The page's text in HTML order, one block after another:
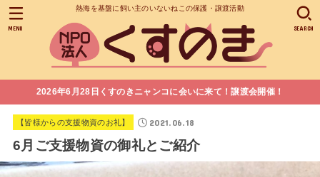
熱海を基盤に飼い主のいないねこの保護・譲渡活動
SEARCH
MENU
2026年6月28日くすのきニャンコに会いに来て！譲渡会開催！
【皆様からの支援物資のお礼】 2021.06.18
6月ご支援物資の御礼とご紹介